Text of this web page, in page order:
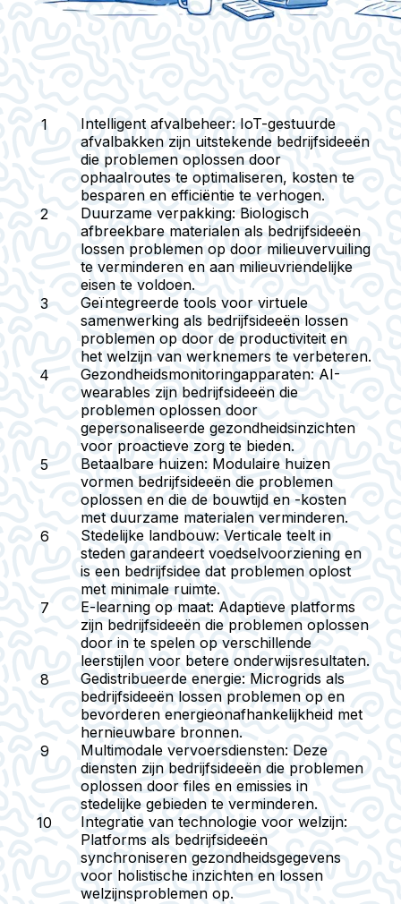
Intelligent afvalbeheer: IoT-gestuurde
afvalbakken zijn uitstekende bedrijfsideeën
die problemen oplossen door
ophaalroutes te optimaliseren, kosten te
besparen en efficiëntie te verhogen.
Duurzame verpakking: Biologisch
afbreekbare materialen als bedrijfsideeën
lossen problemen op door milieuvervuiling
te verminderen en aan milieuvriendelijke
eisen te voldoen.
Geïntegreerde tools voor virtuele
samenwerking als bedrijfsideeën lossen
problemen op door de productiviteit en
het welzijn van werknemers te verbeteren.
Gezondheidsmonitoringapparaten: AI-
wearables zijn bedrijfsideeën die
problemen oplossen door
gepersonaliseerde gezondheidsinzichten
voor proactieve zorg te bieden.
Betaalbare huizen: Modulaire huizen
vormen bedrijfsideeën die problemen
oplossen en die de bouwtijd en -kosten
met duurzame materialen verminderen.
Stedelijke landbouw: Verticale teelt in
steden garandeert voedselvoorziening en
is een bedrijfsidee dat problemen oplost
met minimale ruimte.
E-learning op maat: Adaptieve platforms
zijn bedrijfsideeën die problemen oplossen
door in te spelen op verschillende
leerstijlen voor betere onderwijsresultaten.
Gedistribueerde energie: Microgrids als
bedrijfsideeën lossen problemen op en
bevorderen energieonafhankelijkheid met
hernieuwbare bronnen.
Multimodale vervoersdiensten: Deze
diensten zijn bedrijfsideeën die problemen
oplossen door files en emissies in
stedelijke gebieden te verminderen.
Integratie van technologie voor welzijn:
Platforms als bedrijfsideeën
synchroniseren gezondheidsgegevens
voor holistische inzichten en lossen
welzijnsproblemen op.